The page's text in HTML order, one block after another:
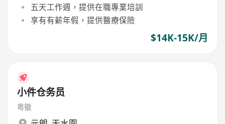
五天工作週，提供在職專業培訓
享有有薪年假，提供醫療保險
$14K-15K/月
小件仓务员
粤徽